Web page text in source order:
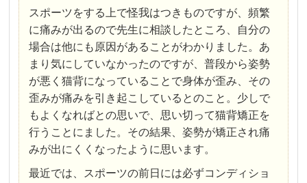
スポーツをする上で怪我はつきものですが、頻繁
に痛みが出るので先生に相談したところ、自分の
場合は他にも原因があることがわかりました。あ
まり気にしていなかったのですが、普段から姿勢
が悪く猫背になっていることで身体が歪み、その
歪みが痛みを引き起こしているとのこと。少しで
もよくなればとの思いで、思い切って猫背矯正を
行うことにました。その結果、姿勢が矯正され痛
みが出にくくなったように思います。
最近では、スポーツの前日には必ずコンディショ